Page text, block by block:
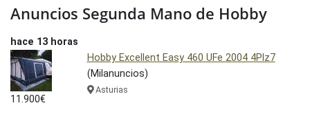
Anuncios Segunda Mano de Hobby
hace 13 horas
11.900€
Hobby Excellent Easy 460 UFe 2004 4Plz7
(Milanuncios)
Asturias